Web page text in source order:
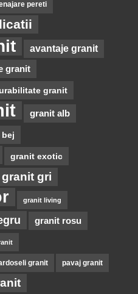
pereti
avantaje granit
granit
granit
granit alb
granit exotic
granit gri
granit living
granit rosu
granit pavaj granit